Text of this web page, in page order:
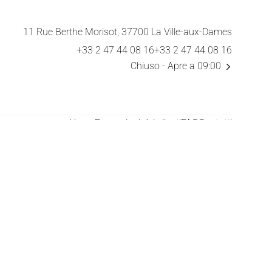
11 Rue Berthe Morisot, 37700 La Ville-aux-Dames
+33 2 47 44 08 16+33 2 47 44 08 16
Chiuso - Apre a 09:00
Home Recensioni dei clientiFAQ Contatti